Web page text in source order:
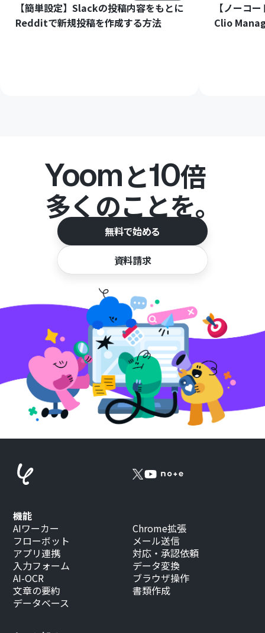
【簡単設定】Slackの投稿内容をもとに
Redditで新規投稿を作成する方法
【ノーコ
Clio
Yoomと10倍
多くのことを。
無料で始める
資料請求
機能
AIワーカー
フローボット
アプリ連携
入力フォーム
AI-OCR
文章の要約
データベース
Chrome拡張
メール送信
対応・承認依頼
データ変換
ブラウザ操作
書類作成